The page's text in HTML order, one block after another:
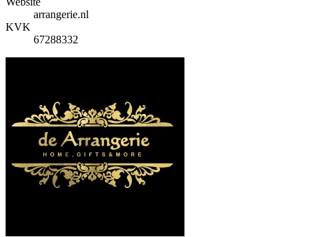
arrangerie.nl
KVK
67288332